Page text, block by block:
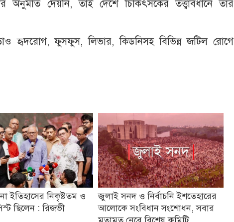
অনুমতি দেয়নি, তাই দেশে চিকিৎসকের তত্ত্বাবধানে তার
হৃদরোগ, ফুসফুস, লিভার, কিডনিসহ বিভিন্ন জটিল রোগে
ইতিহাসের নিকৃষ্টতম ও
ছিলেন : রিজভী
জুলাই সনদ ও নির্বাচনি ইশতেহারের
আলোকে সংবিধান সংশোধন, সবার